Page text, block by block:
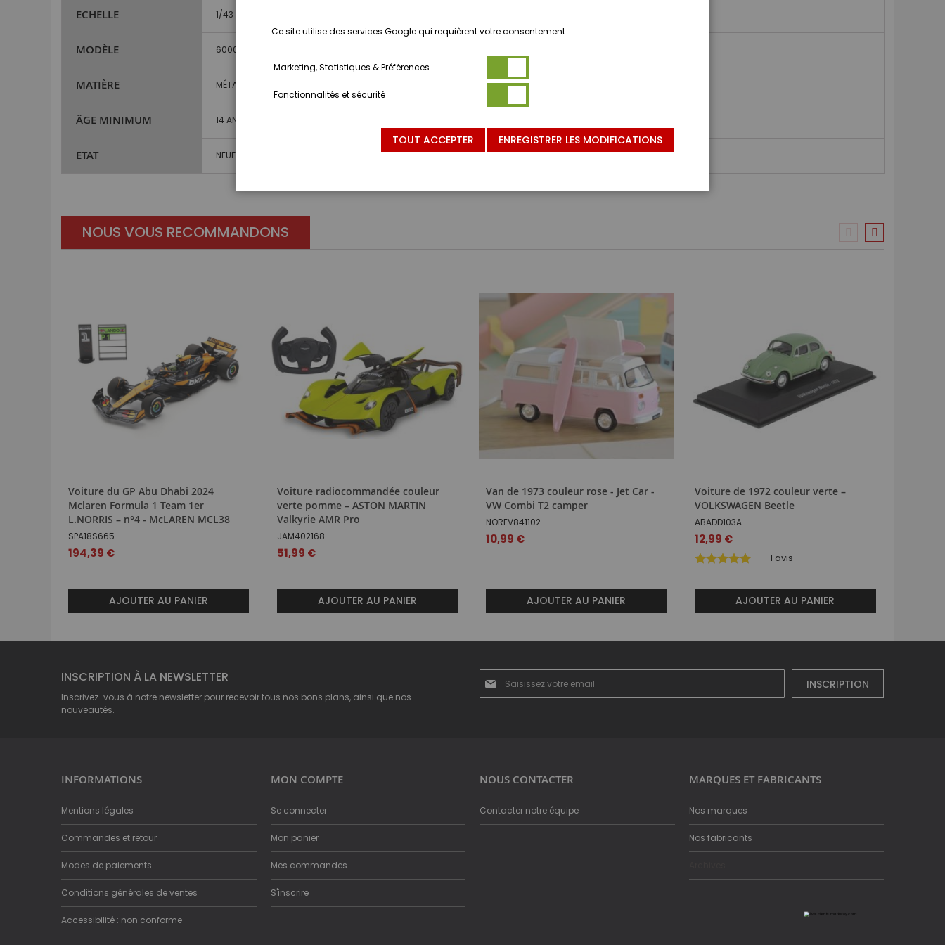
ECHELLE 1/43
MODÈLE 6000
MATIÈRE MÉTAL ET PLASTIQUE
ÂGE MINIMUM 14 ANS ET PLUS
ETAT NEUF
NOUS VOUS RECOMMANDONS
Voiture du GP Abu Dhabi 2024
Mclaren Formula 1 Team 1er
L.NORRIS – n°4 - McLAREN MCL38
SPA18S665
194,39 €
AJOUTER AU PANIER
Voiture radiocommandée couleur
verte pomme – ASTON MARTIN
Valkyrie AMR Pro
JAM402168
51,99 €
AJOUTER AU PANIER
Van de 1973 couleur rose - Jet Car -
VW Combi T2 camper
NOREV841102
10,99 €
AJOUTER AU PANIER
Voiture de 1972 couleur verte –
VOLKSWAGEN Beetle
ABADD103A
12,99 €
1 avis
AJOUTER AU PANIER
INSCRIPTION À LA NEWSLETTER
Inscrivez-vous à notre newsletter pour recevoir tous nos bons plans, ainsi que nos
nouveautés.
notre
INSCRIPTION
INFORMATIONS
Mentions légales
Commandes et retour
Modes de paiements
Conditions générales de ventes
Accessibilité : non conforme
MON COMPTE
Se connecter
Mon panier
Mes commandes
S'inscrire
NOUS CONTACTER
Contacter notre équipe
MARQUES ET FABRICANTS
Nos marques
Nos fabricants
Ce site utilise des services Google qui requièrent votre consentement.
Marketing, Statistiques & Préférences
Fonctionnalités et sécurité
TOUT ACCEPTER ENREGISTRER LES MODIFICATIONS